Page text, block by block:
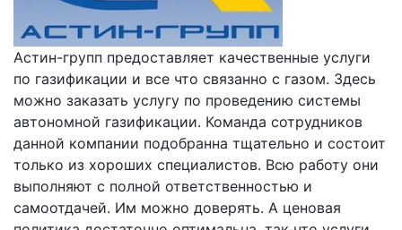
Астин-групп предоставляет качественные услуги
по газификации и все что связанно с газом. Здесь
можно заказать услугу по проведению системы
автономной газификации. Команда сотрудников
данной компании подобранна тщательно и состоит
только из хороших специалистов. Всю работу они
выполняют с полной ответственностью и
самоотдачей. Им можно доверять. А ценовая